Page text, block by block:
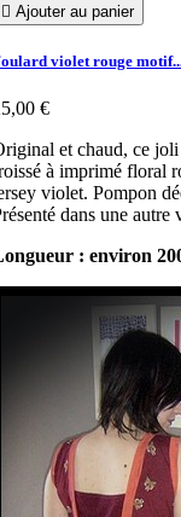
 Ajouter au panier
violet rouge
€
et chaud, ce
à imprimé floral
violet. Pompon
dans une
: environ